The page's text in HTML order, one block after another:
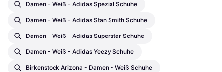
Damen - Weiß - Adidas Spezial Schuhe
Damen - Weiß - Adidas Stan Smith Schuhe
Damen - Weiß - Adidas Superstar Schuhe
Damen - Weiß - Adidas Yeezy Schuhe
Birkenstock Arizona - Damen - Weiß Schuhe